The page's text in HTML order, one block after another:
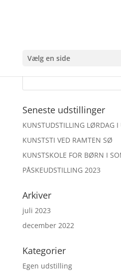
Vælg en side
Seneste udstillinger
KUNSTUDSTILLING LØRDAG
KUNSTSTI VED RAMTEN SØ
KUNSTSKOLE FOR BØRN I
PÅSKEUDSTILLING 2023
Arkiver
juli 2023
december 2022
Kategorier
Egen udstilling